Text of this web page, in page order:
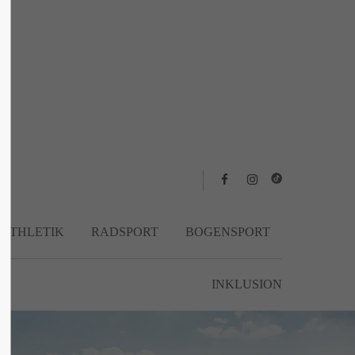
ridiculus mus. Donec quam felis, ultricies
RADSPORT BOGENSPORT
INKLUSION